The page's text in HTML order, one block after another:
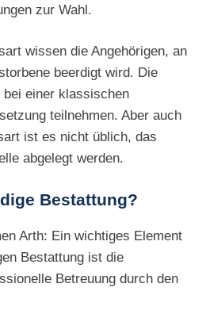
zur Wahl.
wissen die Angehörigen, an
beerdigt wird. Die
bei einer klassischen
teilnehmen. Aber auch
ist es nicht üblich, das
abgelegt werden.
Bestattung?
Arth: Ein wichtiges Element
Bestattung ist die
Betreuung durch den